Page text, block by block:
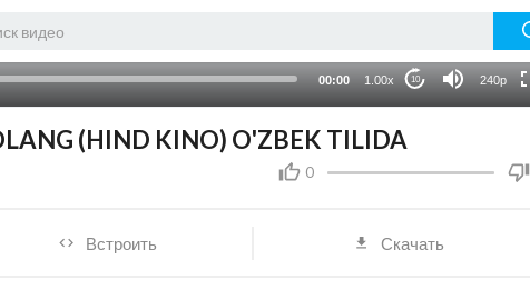
00:00 1.00x 10 240p
(HIND KINO) O'ZBEK TILIDA
0
Встроить Скачать